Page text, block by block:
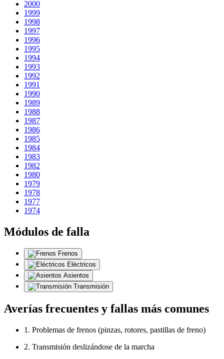
2000
1999
1998
1997
1996
1995
1994
1993
1992
1991
1990
1989
1988
1987
1986
1985
1984
1983
1982
1980
1979
1978
1977
1974
Módulos de falla
Frenos
Eléctricos
Asientos
Transmisión
Averías frecuentes y fallas más comunes
1. Problemas de frenos (pinzas, rotores, pastillas de freno)
2. Transmisión deslizándose de la marcha